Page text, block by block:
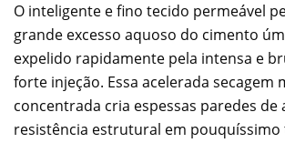
O inteligente e fino tecido permeável
grande excesso aquoso do cimento
expelido rapidamente pela intensa e
forte injeção. Essa acelerada secagem
concentrada cria espessas paredes de
resistência estrutural em pouquíssimo